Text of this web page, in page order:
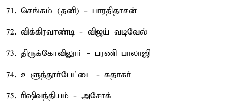
71. செங்கம் (தனி) - பாரதிதாசன்
72. விக்கிரவாண்டி - விஜய் வடிவேல்
73. திருக்கோவிலூர் - பரணி பாலாஜி
74. உளுந்தூர்பேட்டை - சுதாகர்
75. ரிஷிவந்தியம் - அசோக்